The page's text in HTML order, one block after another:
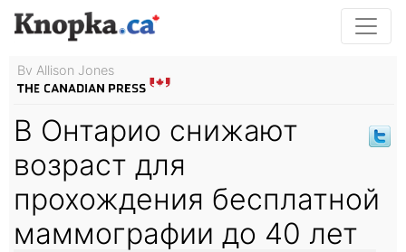
By Allison Jones
В Онтарио снижают
возраст для
прохождения бесплатной
маммографии до 40 лет